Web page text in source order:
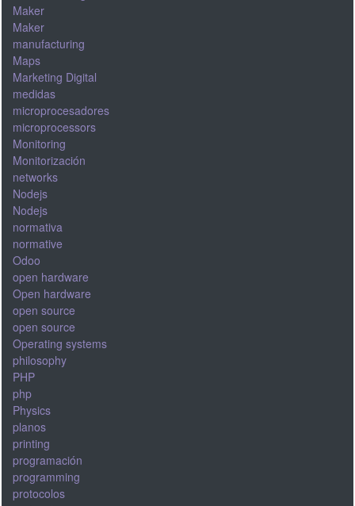
Maker
Maker
manufacturing
Maps
Marketing Digital
medidas
microprocesadores
microprocessors
Monitoring
Monitorización
networks
Nodejs
Nodejs
normativa
normative
Odoo
open hardware
Open hardware
open source
open source
Operating systems
philosophy
PHP
php
Physics
planos
printing
programación
programming
protocolos